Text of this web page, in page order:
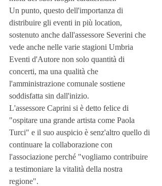
Un punto, questo dell'importanza di
distribuire gli eventi in più location,
sostenuto anche dall'assessore Severini che
vede anche nelle varie stagioni Umbria
Eventi d'Autore non solo quantità di
concerti, ma una qualità che
l'amministrazione comunale sostiene
soddisfatta sin dall'inizio.
L'assessore Caprini si è detto felice di
"ospitare una grande artista come Paola
Turci" e il suo auspicio è senz'altro quello di
continuare la collaborazione con
l'associazione perché "vogliamo contribuire
a testimoniare la vitalità della nostra
regione".